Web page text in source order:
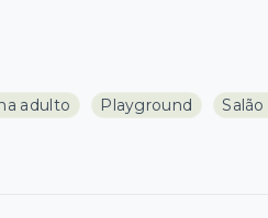
adulto Playground